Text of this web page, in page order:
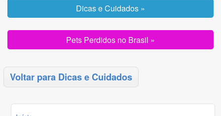
Dicas e Cuidados »
Pets Perdidos no Brasil »
Voltar para Dicas e Cuidados